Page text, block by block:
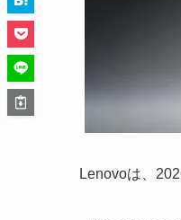
Lenovoは、